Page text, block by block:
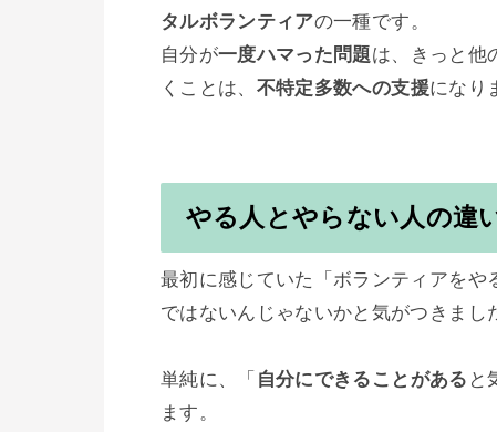
タルボランティアの一種です。
自分が一度ハマった問題は、きっと他
くことは、 不特定多数への支援になり
やる人とやらない人の違
最初に感じていた「ボランティアをや
ではないんじゃないかと気がつきまし
単純に、「 自分にできることがある と
ます。